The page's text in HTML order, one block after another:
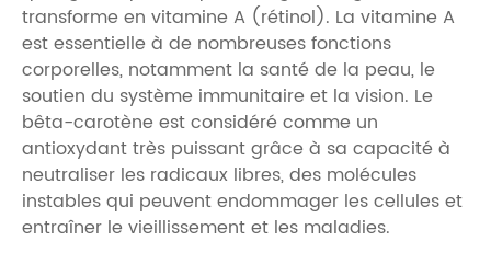
transforme en vitamine A (rétinol). La vitamine A
est essentielle à de nombreuses fonctions
corporelles, notamment la santé de la peau, le
soutien du système immunitaire et la vision. Le
bêta-carotène est considéré comme un
antioxydant très puissant grâce à sa capacité à
neutraliser les radicaux libres, des molécules
instables qui peuvent endommager les cellules et
entraîner le vieillissement et les maladies.